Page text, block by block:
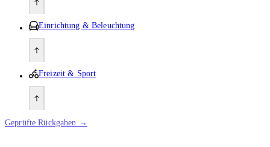
Einrichtung & Beleuchtung
Freizeit & Sport
Geprüfte Rückgaben →